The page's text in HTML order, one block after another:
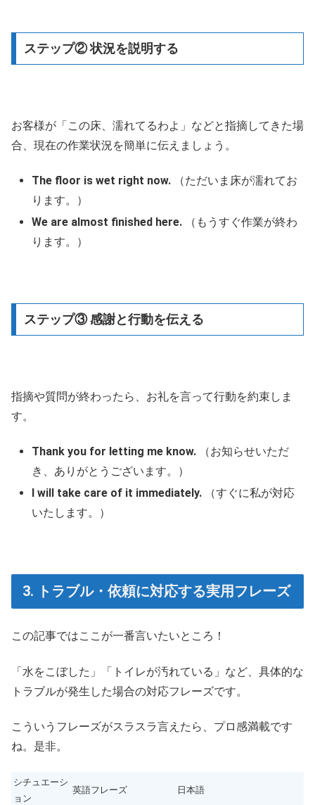
ステップ② 状況を説明する
お客様が「この床、濡れてるわよ」などと指摘してきた場
合、現在の作業状況を簡単に伝えましょう。
The floor is wet right now. （ただいま床が濡れてお
ります。）
We are almost finished here. （もうすぐ作業が終わ
ります。）
ステップ③ 感謝と行動を伝える
指摘や質問が終わったら、お礼を言って行動を約束しま
す。
Thank you for letting me know. （お知らせいただ
き、ありがとうございます。）
I will take care of it immediately. （すぐに私が対応
いたします。）
3. トラブル・依頼に対応する実用フレーズ
この記事ではここが一番言いたいところ！
「水をこぼした」「トイレが汚れている」など、具体的な
トラブルが発生した場合の対応フレーズです。
こういうフレーズがスラスラ言えたら、プロ感満載です
ね。是非。
シチュエーシ
ョン
英語フレーズ 日本語